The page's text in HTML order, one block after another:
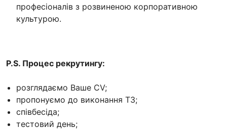
професіоналів з розвиненою корпоративною
культурою.
P.S. Процес рекрутингу:
розглядаємо Ваше CV;
пропонуємо до виконання ТЗ;
співбесіда;
тестовий день;